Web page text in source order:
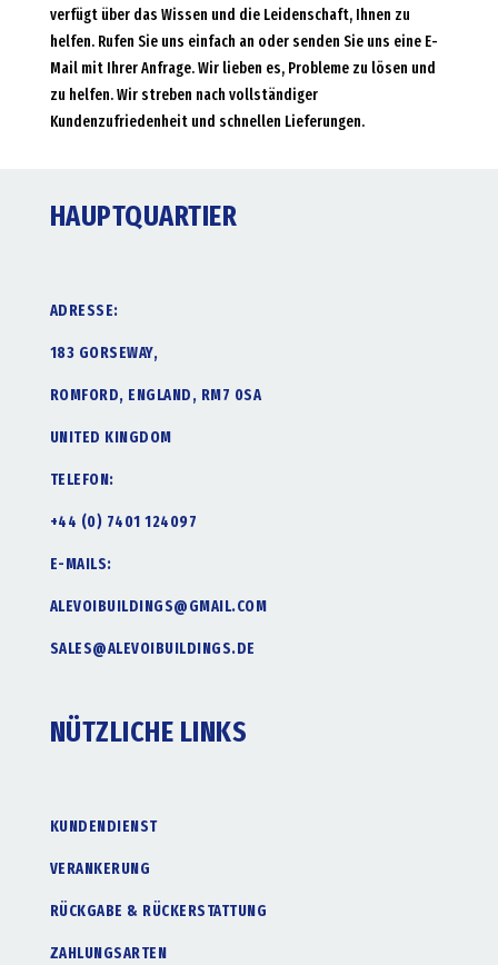
verfügt über das Wissen und die Leidenschaft, Ihnen zu
helfen. Rufen Sie uns einfach an oder senden Sie uns eine E-
Mail mit Ihrer Anfrage. Wir lieben es, Probleme zu lösen und
zu helfen. Wir streben nach vollständiger
Kundenzufriedenheit und schnellen Lieferungen.
HAUPTQUARTIER
ADRESSE:
183 GORSEWAY,
ROMFORD, ENGLAND, RM7 0SA
UNITED KINGDOM
TELEFON:
+44 (0) 7401 124097
E-MAILS:
ALEVOIBUILDINGS@GMAIL.COM
SALES@ALEVOIBUILDINGS.DE
NÜTZLICHE LINKS
KUNDENDIENST
VERANKERUNG
RÜCKGABE & RÜCKERSTATTUNG
ZAHLUNGSARTEN